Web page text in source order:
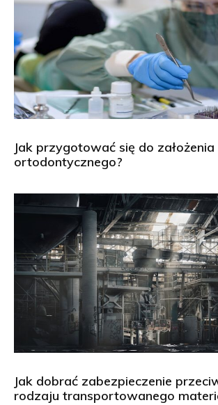
Jak przygotować się do
ortodontycznego?
Jak dobrać zabezpieczenie
rodzaju transportowanego